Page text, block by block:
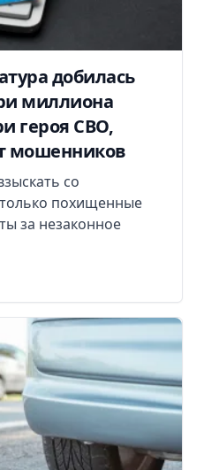
добилась
миллиона
героя СВО,
мошенников
со
похищенные
за незаконное